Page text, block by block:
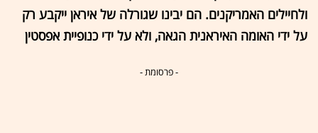
ולחיילים האמריקנים. הם יבינו שגורלה של איראן ייקבע רק
על ידי האומה האיראנית הגאה, ולא על ידי כנופיית אפסטין
- פרסומת -